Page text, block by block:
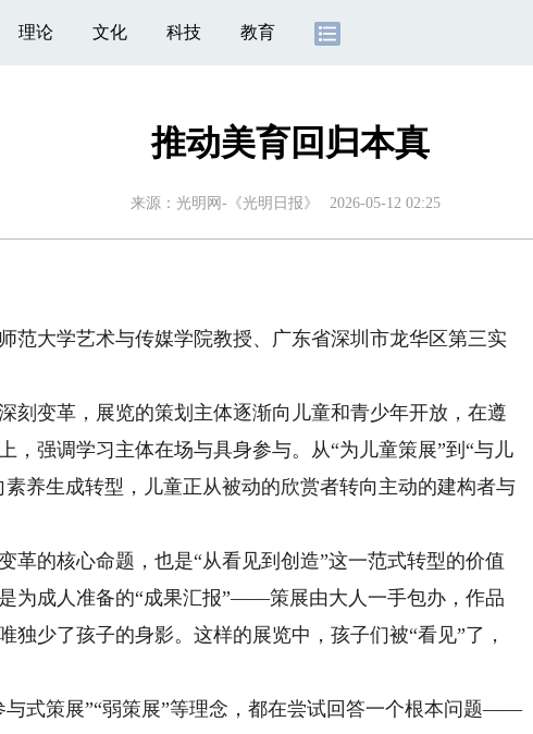
理论 文化 科技 教育
推动美育回归本真
来源： 光明网-《光明日报》 2026-05-12 02:25
大学艺术与传媒学院教授、广东省深圳市龙华区第三实
变革，展览的策划主体逐渐向儿童和青少年开放，在遵
，强调学习主体在场与具身参与。从“为儿童策展”到“与儿
养生成转型，儿童正从被动的欣赏者转向主动的建构者与
的核心命题，也是“从看见到创造”这一范式转型的价值
为成人准备的“成果汇报”——策展由大人一手包办，作品
独少了孩子的身影。这样的展览中，孩子们被“看见”了，
式策展”“弱策展”等理念，都在尝试回答一个根本问题——